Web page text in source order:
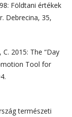
Földtani értékek
Debrecina, 35,
C. 2015: The “Day
Tool for
természeti